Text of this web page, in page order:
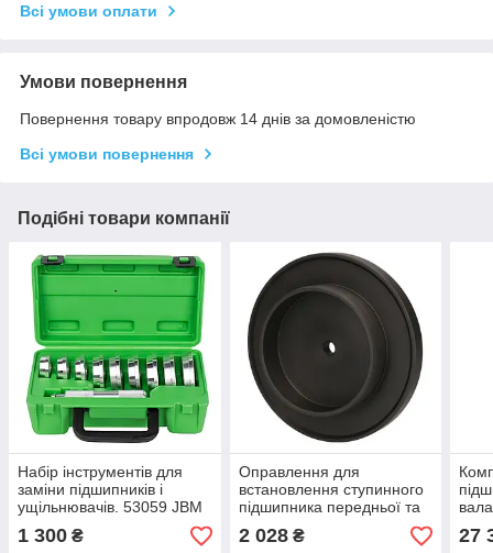
Всі умови оплати
Умови повернення
Повернення товару впродовж 14 днів за домовленістю
Всі умови повернення
Подібні товари компанії
Набір інструментів для
заміни підшипників і
ущільнювачів. 53059 JBM
1 300 ₴
Оправлення для
встановлення ступинного
підшипника передньої та
підіймальній осі DAF.
C1685 H.C.B.
2 028₴ 27